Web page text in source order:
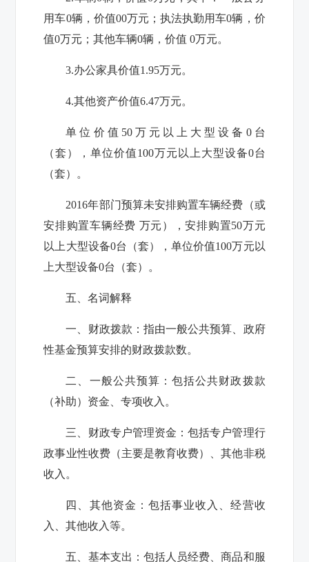
用车0辆，价值00万元；执法执勤用车0辆，价
值0万元；其他车辆0辆，价值0万元。
3.办公家具价值1.95万元。
4.其他资产价值6.47万元。
单位价值50万元以上大型设备 0台
（套），单位价值100万元以上大型设备0台
（套）。
2016年部门预算未安排购置车辆经费（或
安排购置车辆经费 万元），安排购置50万元
以上大型设备0台（套），单位价值100万元以
上大型设备0台（套）。
五、名词解释
一、财政拨款： 指由一般公共预算、政府
性基金预算安排的财政拨款数。
二、一般公共预算：包括公共财政拨款
（补助）资金、专项收入。
三、财政专户管理资金：包括专户管理行
政事业性收费（主要是教育收费）、其他非税
收入。
四、其他资金： 包括事业收入、经营收
入、其他收入等。
五、基本支出： 包括人员经费、商品和服